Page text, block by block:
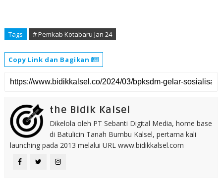
Tags # Pemkab Kotabaru Jan 24
Copy Link dan Bagikan
the Bidik Kalsel
Dikelola oleh PT Sebanti Digital Media, home base
di Batulicin Tanah Bumbu Kalsel, pertama kali
launching pada 2013 melalui URL www.bidikkalsel.com